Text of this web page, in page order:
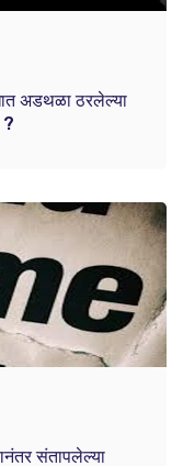
अडथळा ठरलेल्या
?
संतापलेल्या